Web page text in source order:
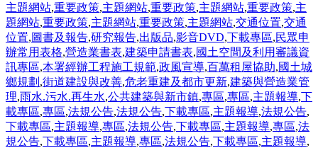
主題網站,重要政策,主題網站,重要政策,主題網站,重要政策,主
題網站,重要政策,主題網站,重要政策,主題網站,交通位置,交通
位置,圖書及報告,研究報告,出版品,影音DVD,下載專區,民眾申
辦常用表格,營造業書表,建築申請書表,國土空間及利用審議資
訊專區,本署經辦工程施工規範,政風宣導,百萬租屋協助,國土城
鄉規劃 ,街道建設與改善,危老重建及都市更新,建築與營造業管
理,雨水.污水.再生水,公共建築與新市鎮,專區,專區,主題報導,下
載專區,專區,法規公告,法規公告,下載專區,主題報導,法規公告,
下載專區,主題報導,專區,法規公告,下載專區,主題報導,專區,法
規公告,下載專區,主題報導,專區,法規公告,下載專區,主題報導,